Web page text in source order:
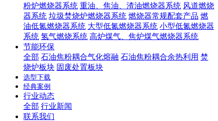
粉炉燃烧器系统 重油、焦油、渣油燃烧器系统 风道燃烧
器系统 垃圾焚烧炉燃烧器系统 燃烧器常规配套产品 燃
油低氮燃烧器系统 大型低氮燃烧器系统 小型低氮燃烧器
系统 氢气燃烧系统 高炉煤气、焦炉煤气燃烧器系统
节能环保
全部 石油焦粉耦合气化熔融 石油焦粉耦合余热利用 焚
烧炉板块 固废处置板块
选型下载
经典案例
行业动态
全部 行业新闻
联系我们